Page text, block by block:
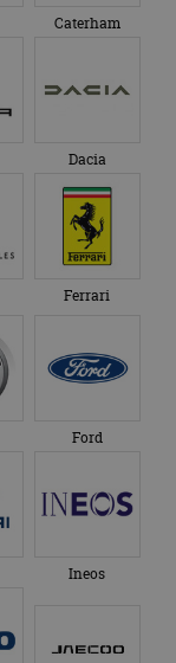
Caterham
Dacia
Ferrari
Ford
Ineos